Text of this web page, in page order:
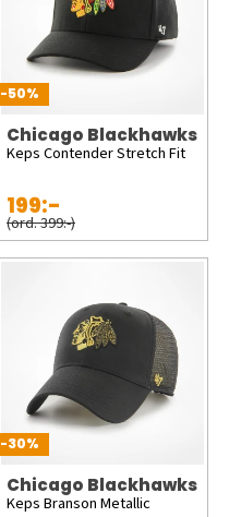
-50%
Chicago Blackhawks
Keps Contender Stretch Fit
199:-
(ord. 399:-)
-30%
Chicago Blackhawks
Keps Branson Metallic